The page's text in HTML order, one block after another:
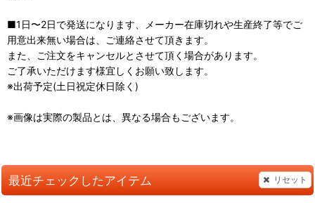
■1日〜2日で発送になります、メーカー在庫切れや生産終了等でご
用意出来無い場合は、ご連絡させて頂きます。
また、ご注文をキャンセルとさせて頂く場合があります。
ご了承いただけます様宜しくお願い致します。
※出荷予定(土日祝定休日除く)
※画像は実際の製品とは、異なる場合もございます。
最近チェックしたアイテム リセット